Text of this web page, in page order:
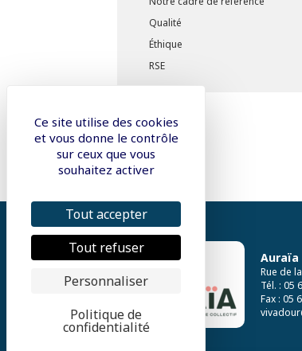
Qualité
Éthique
RSE
Auraïa
Rue de
Tél. : 05
Fax : 05
Ce site utilise des cookies
et vous donne le contrôle
sur ceux que vous
souhaitez activer
Tout accepter
Tout refuser
Personnaliser
Politique de
confidentialité